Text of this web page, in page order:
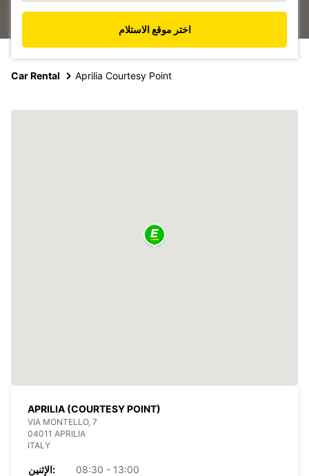
اختر موقع الاستلام
Car Rental Aprilia Courtesy Point
APRILIA (COURTESY POINT)
VIA MONTELLO, 7
04011 APRILIA
ITALY
الإثنين:
08:30 - 13:00